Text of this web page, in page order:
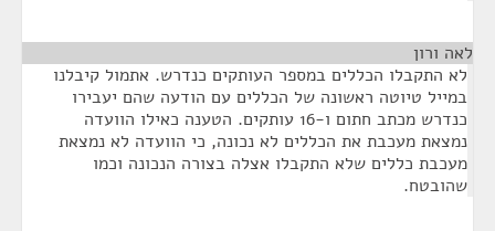
לאה ורון
לא התקבלו הכללים במספר העותקים כנדרש. אתמול קיבלנו
במייל טיוטה ראשונה של הכללים עם הודעה שהם יעבירו
כנדרש מכתב חתום ו-16 עותקים. הטענה כאילו הוועדה
נמצאת מעכבת את הכללים לא נכונה, כי הוועדה לא נמצאת
מעכבת כללים שלא התקבלו אצלה בצורה הנכונה וכמו
שהובטח.